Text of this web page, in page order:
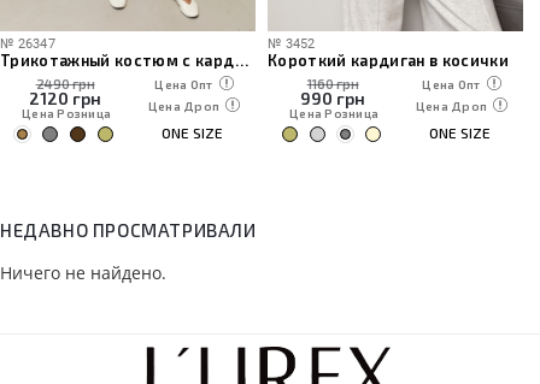
№ 3452
Короткий кардиган в косички
1160 грн
990грн
Цена Розница
Цена Опт
Цена Дроп
ONE SIZE
№ 202100
Женская вязаная кофта-поло на молнии
1190 грн
1015 грн
Цена Розница
Цена Опт
Цена Дроп
НЕДАВНО ПРОСМАТРИВАЛИ
Ничего не найдено.